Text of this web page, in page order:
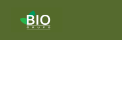
contenido